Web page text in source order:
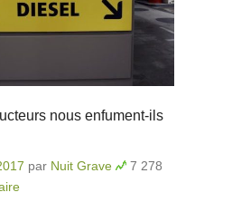
nous enfument-ils
par Nuit Grave
7 278